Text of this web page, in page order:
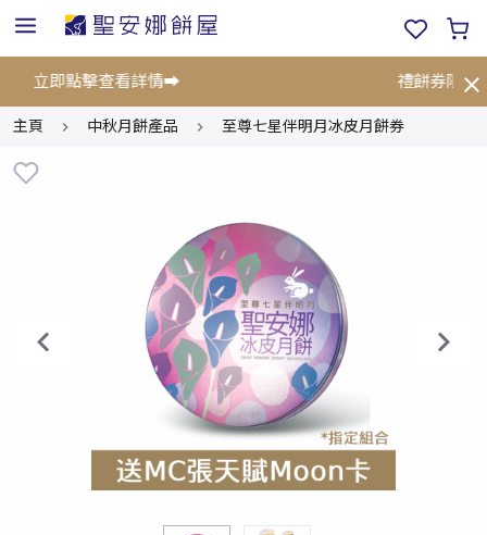
!⚡立即點擊查看詳情➡️ 禮餅券限時
主頁 中秋月餅產品 至尊七星伴明月冰皮月餅券